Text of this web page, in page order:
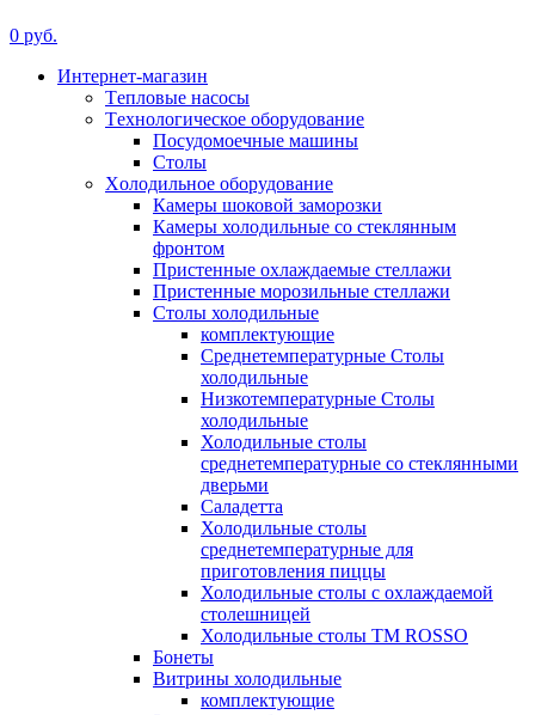
0 руб.
Интернет-магазин
Tепловые насосы
Tехнологическое оборудование
Посудомоечные машины
Столы
Xолодильное оборудование
Камеры шоковой заморозки
Камеры холодильные со стеклянным
фронтом
Пристенные охлаждаемые стеллажи
Пристенные морозильные стеллажи
Столы холодильные
комплектующие
Среднетемпературные Столы
холодильные
Низкотемпературные Столы
холодильные
Холодильные столы
среднетемпературные со стеклянными
дверьми
Саладетта
Холодильные столы
среднетемпературные для
приготовления пиццы
Холодильные столы с охлаждаемой
столешницей
Холодильные столы ТМ ROSSO
Бонеты
Витрины холодильные
комплектующие